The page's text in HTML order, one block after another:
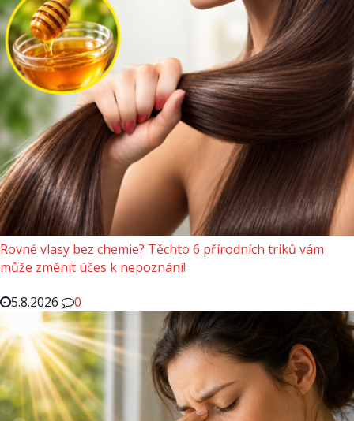
Rovné vlasy bez chemie? Těchto 6 přírodních triků vám
může změnit účes k nepoznání!
5.8.2026
0